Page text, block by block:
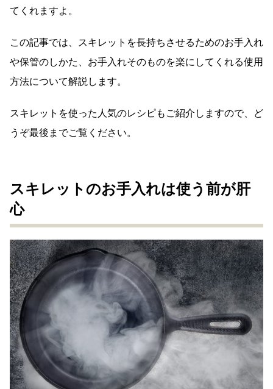
てくれますよ。
この記事では、スキレットを長持ちさせるためのお手入れ
や保管のしかた、お手入れそのものを楽にしてくれる使用
方法について解説します。
スキレットを使った人気のレシピもご紹介しますので、ど
うぞ最後までご覧ください。
スキレットのお手入れは使う前が肝
心